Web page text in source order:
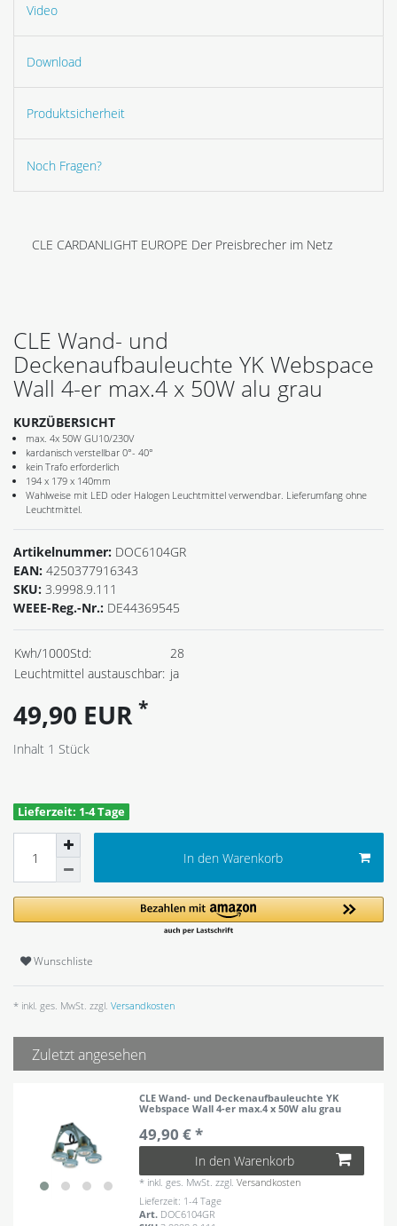
Video
Download
Produktsicherheit
Noch Fragen?
CLE CARDANLIGHT EUROPE Der Preisbrecher im Netz
CLE Wand- und
Deckenaufbauleuchte YK Webspace
Wall 4-er max.4 x 50W alu grau
KURZÜBERSICHT
max. 4x 50W GU10/230V
kardanisch verstellbar 0°- 40°
kein Trafo erforderlich
194 x 179 x 140mm
Wahlweise mit LED oder Halogen Leuchtmittel verwendbar. Lieferumfang ohne
Leuchtmittel.
Artikelnummer: DOC6104GR
EAN: 4250377916343
SKU: 3.9998.9.111
WEEE-Reg.-Nr.: DE44369545
Kwh/1000Std:
28
Leuchtmittel austauschbar: ja
49,90 EUR *
Inhalt 1 Stück
Lieferzeit: 1-4 Tage
In den Warenkorb
Wunschliste
* inkl. ges. MwSt. zzgl. Versandkosten
Zuletzt angesehen
CLE Wand- und Deckenaufbauleuchte YK
Webspace Wall 4-er max.4 x 50W alu grau
49,90 € *
In den Warenkorb
* inkl. ges. MwSt. zzgl.Versandkosten
Lieferzeit: 1-4 Tage
Art. DOC6104GR